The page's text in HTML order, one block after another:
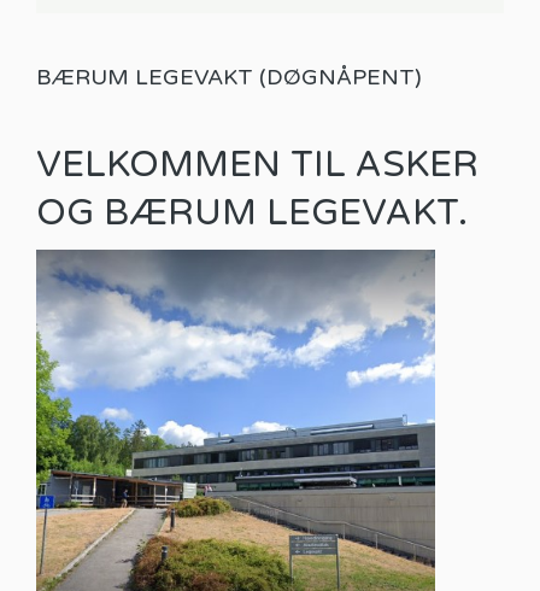
BÆRUM LEGEVAKT (DØGNÅPENT)
VELKOMMEN TIL ASKER
OG BÆRUM LEGEVAKT.